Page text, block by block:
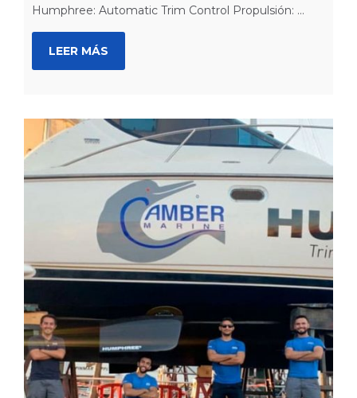
Humphree: Automatic Trim Control Propulsión: ...
LEER MÁS